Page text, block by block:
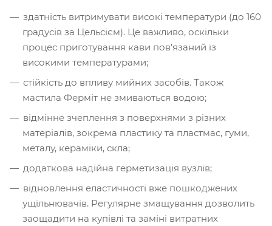
здатність витримувати високі температури (до 160
градусів за Цельсієм). Це важливо, оскільки
процес приготування кави пов'язаний із
високими температурами;
стійкість до впливу мийних засобів. Також
мастила Ферміт не змиваються водою;
відмінне зчеплення з поверхнями з різних
матеріалів, зокрема пластику та пластмас, гуми,
металу, кераміки, скла;
додаткова надійна герметизація вузлів;
відновлення еластичності вже пошкоджених
ущільнювачів. Регулярне змащування дозволить
заощадити на купівлі та заміні витратних